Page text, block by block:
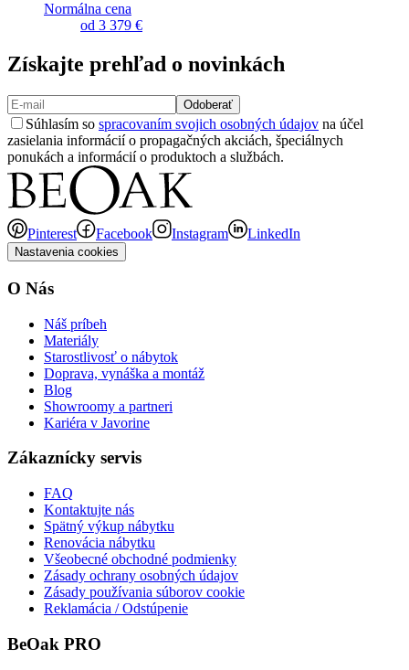
Normálna cena
od 3 379 €
Získajte prehľad o novinkách
Odoberať
Súhlasím so spracovaním svojich osobných údajov na účel
zasielania informácií o propagačných akciách, špeciálnych
ponukách a informácií o produktoch a službách.
Pinterest Facebook Instagram LinkedIn
Nastavenia cookies
O Nás
Náš príbeh
Materiály
Starostlivosť o nábytok
Doprava, vynáška a montáž
Blog
Showroomy a partneri
Kariéra v Javorine
Zákaznícky servis
FAQ
Kontaktujte nás
Spätný výkup nábytku
Renovácia nábytku
Všeobecné obchodné podmienky
Zásady ochrany osobných údajov
Zásady používania súborov cookie
Reklamácia / Odstúpenie
BeOak PRO